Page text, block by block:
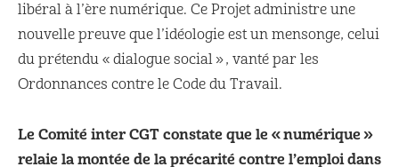
libéral à l’ère numérique. Ce Projet administre une
nouvelle preuve que l’idéologie est un mensonge, celui
du prétendu « dialogue social », vanté par les
Ordonnances contre le Code du Travail.
Le Comité inter CGT constate que le « numérique »
relaie la montée de la précarité contre l’emploi dans